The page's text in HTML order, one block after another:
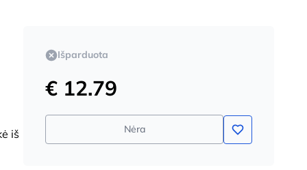
iš
Išparduota
€ 12.79
Nėra